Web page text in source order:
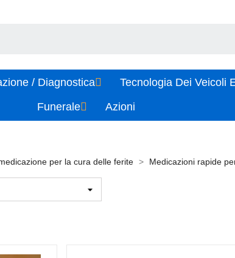
/ Diagnostica Tecnologia Dei Veicoli
Funerale
Azioni
per la cura delle ferite Medicazioni rapide